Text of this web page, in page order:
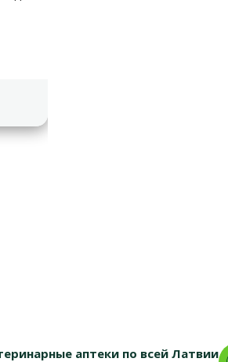
аптеки по всей Латвии